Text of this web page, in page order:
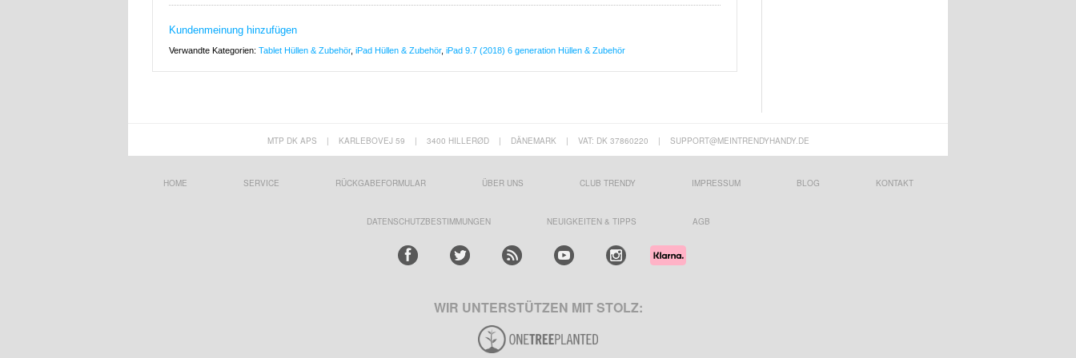
Kundenmeinung hinzufügen
Verwandte Kategorien: Tablet Hüllen & Zubehör, iPad Hüllen & Zubehör, iPad 9.7 (2018) 6 generation Hüllen & Zubehör
MTP DK APS | KARLEBOVEJ 59 | 3400 HILLERØD | DÄNEMARK | VAT: DK 37860220 | SUPPORT@MEINTRENDYHANDY.DE
HOME SERVICE RÜCKGABEFORMULAR ÜBER UNS CLUB TRENDY IMPRESSUM BLOG KONTAKT
DATENSCHUTZBESTIMMUNGEN NEUIGKEITEN & TIPPS AGB
WIR UNTERSTÜTZEN MIT STOLZ: